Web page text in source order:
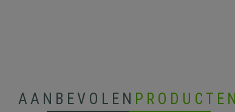
AANBEVOLEN PRODUCTEN